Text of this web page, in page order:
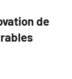
de